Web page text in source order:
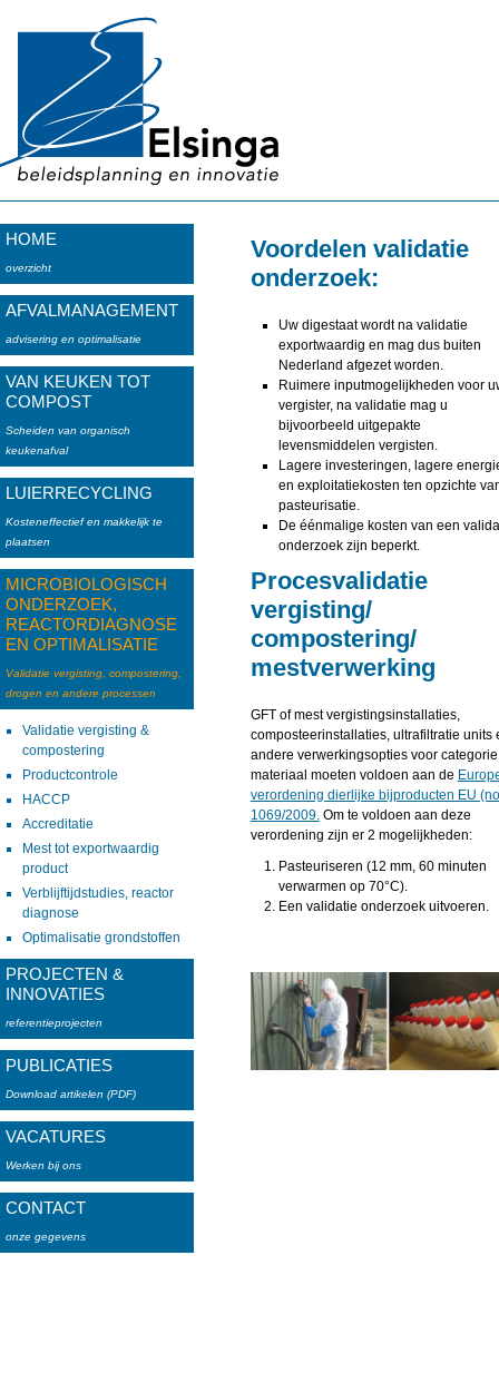
HOME
overzicht
AFVALMANAGEMENT
advisering en optimalisatie
VAN KEUKEN TOT
COMPOST
Scheiden van organisch
keukenafval
LUIERRECYCLING
Kosteneffectief en makkelijk te
plaatsen
MICROBIOLOGISCH
ONDERZOEK,
REACTORDIAGNOSE
EN OPTIMALISATIE
Validatie vergisting, compostering,
drogen en andere processen
Validatie vergisting &
compostering
Productcontrole
HACCP
Accreditatie
Mest tot exportwaardig
product
Verblijftijdstudies, reactor
diagnose
Optimalisatie grondstoffen
PROJECTEN &
INNOVATIES
referentieprojecten
PUBLICATIES
Download artikelen (PDF)
VACATURES
Werken bij ons
CONTACT
onze gegevens
Voordelen validatie
onderzoek:
Uw digestaat wordt na validatie
exportwaardig en mag dus buiten
Nederland afgezet worden.
Ruimere inputmogelijkheden voor
vergister, na validatie mag u
bijvoorbeeld uitgepakte
levensmiddelen vergisten.
Lagere investeringen, lagere
en exploitatiekosten ten opzichte
pasteurisatie.
De éénmalige kosten van een
onderzoek zijn beperkt.
Procesvalidatie
vergisting/
compostering/
mestverwerking
GFT of mest vergistingsinstallaties,
composteerinstallaties, ultrafiltratie units
andere verwerkingsopties voor
materiaal moeten voldoen aan de
verordening dierlijke bijproducten EU
1069/2009.Om te voldoen aan deze
verordening zijn er 2 mogelijkheden:
Pasteuriseren (12 mm, 60 minuten
verwarmen op 70°C).
Een validatie onderzoek uitvoeren.